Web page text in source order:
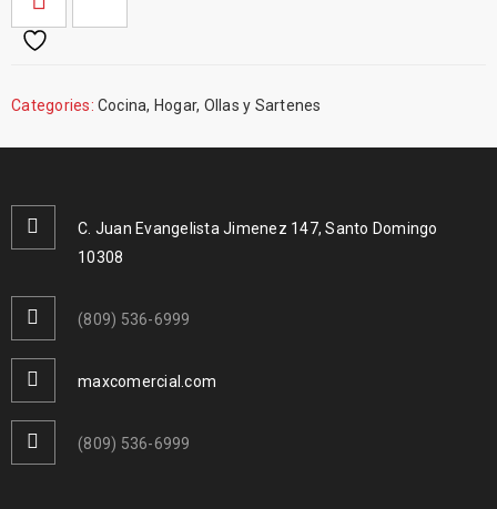
Categories: Cocina, Hogar, Ollas y Sartenes
C. Juan Evangelista Jimenez 147, Santo Domingo
10308
(809) 536-6999
maxcomercial.com
(809) 536-6999